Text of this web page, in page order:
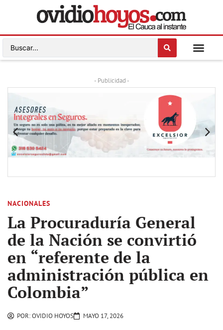
- Publicidad -
NACIONALES
La Procuraduría General
de la Nación se convirtió
en “referente de la
administración pública en
Colombia”
POR:OVIDIO HOYOS MAYO 17, 2026